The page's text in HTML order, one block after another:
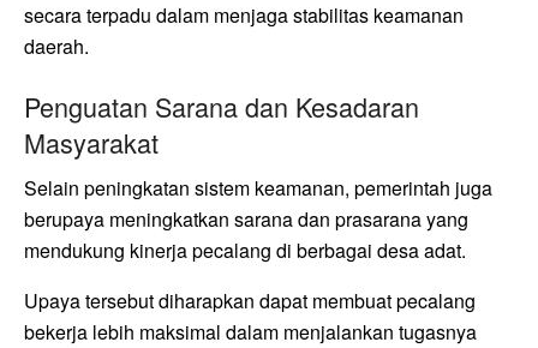
secara terpadu dalam menjaga stabilitas keamanan
daerah.
Penguatan Sarana dan Kesadaran
Masyarakat
Selain peningkatan sistem keamanan, pemerintah juga
berupaya meningkatkan sarana dan prasarana yang
mendukung kinerja pecalang di berbagai desa adat.
Upaya tersebut diharapkan dapat membuat pecalang
bekerja lebih maksimal dalam menjalankan tugasnya